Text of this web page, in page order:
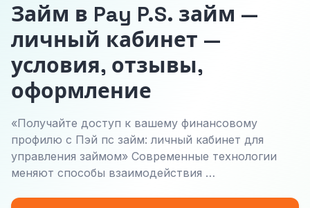
Займ в Pay P.S. займ —
личный кабинет —
условия, отзывы,
оформление
«Получайте доступ к вашему финансовому
профилю с Пэй пс займ: личный кабинет для
управления займом» Современные технологии
меняют способы взаимодействия …